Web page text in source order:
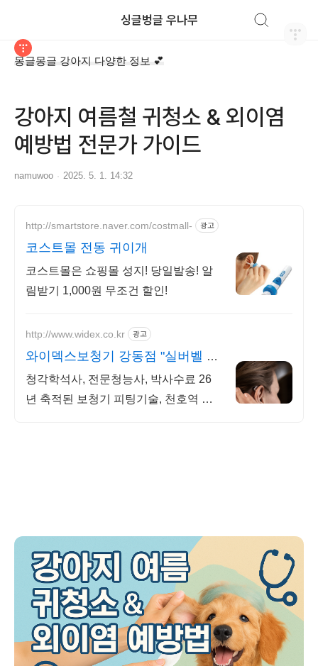
싱글벙글 우나무
몽글몽글 강아지 다양한 정보 💕
강아지 여름철 귀청소 & 외이염
예방법 전문가 가이드
namuwoo 2025. 5. 1. 14:32
http://smartstore.naver.com/costmall- 광고
코스트몰 전동 귀이개
코스트몰은 쇼핑몰 성지! 당일발송! 알
림받기 1,000원 무조건 할인!
http://www.widex.co.kr 광고
와이덱스보청기 강동점 "실버벨 청
각센터" 오픈
청각학석사, 전문청능사, 박사수료 26
년 축적된 보청기 피팅기술, 천호역 바